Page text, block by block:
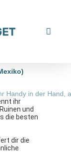
ihr
und
die besten
dir die